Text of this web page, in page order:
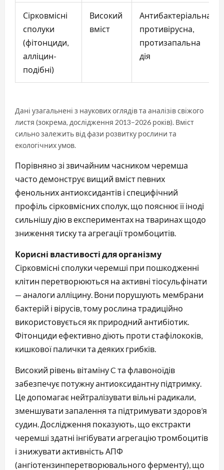
Сірковмісні
сполуки
(фітонциди,
алліцин-
подібні)
Високий
вміст
Антибактеріальна,
противірусна,
протизапальна
дія
Дані узагальнені з наукових оглядів та аналізів свіжого
листя (зокрема, дослідження 2013–2026 років). Вміст
сильно залежить від фази розвитку рослини та
екологічних умов.
Порівняно зі звичайним часником черемша
часто демонструє вищий вміст певних
фенольних антиоксидантів і специфічний
профіль сірковмісних сполук, що пояснює її іноді
сильнішу дію в експериментах на тваринах щодо
зниження тиску та агрегації тромбоцитів.
Корисні властивості для організму
Сірковмісні сполуки черемші при пошкодженні
клітин перетворюються на активні тіосульфінати
— аналоги алліцину. Вони порушують мембрани
бактерій і вірусів, тому рослина традиційно
використовується як природний антибіотик.
Фітонциди ефективно діють проти стафілококів,
кишкової палички та деяких грибків.
Високий рівень вітаміну C та флавоноїдів
забезпечує потужну антиоксидантну підтримку.
Це допомагає нейтралізувати вільні радикали,
зменшувати запалення та підтримувати здоров’я
судин. Дослідження показують, що екстракти
черемші здатні інгібувати агрегацію тромбоцитів
і знижувати активність АПФ
(ангіотензинперетворювального ферменту), що